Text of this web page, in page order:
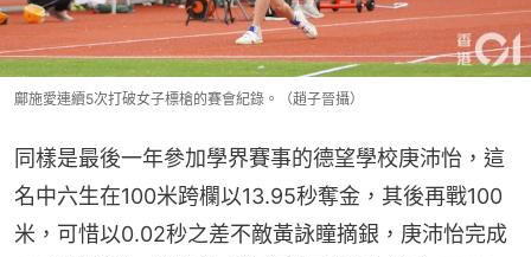
鄺施愛連續5次打破女子標槍的賽會紀錄。（趙子晉攝）
同樣是最後一年參加學界賽事的德望學校庚沛怡，這
名中六生在100米跨欄以13.95秒奪金，其後再戰100
米，可惜以0.02秒之差不敵黃詠瞳摘銀，庚沛怡完成